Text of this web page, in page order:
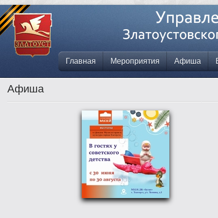
Главная Мероприятия Афиша
Афиша